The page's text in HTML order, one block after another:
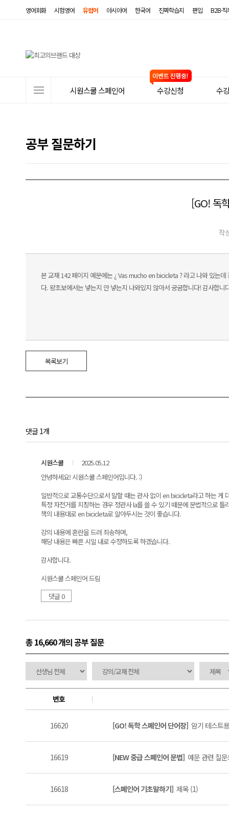
영어회화 시험영어 유럽어 아시아어 한국어 진짜학습지 편입 B2B·
뉴
시원스쿨 스페인어 수강신청 수
공부 질문하기
[GO! 독
작
본 교재 142 페이지 예문에는 ¿ Vas mucho en bicicleta ? 라고 나와 있는
다. 왕초보에서는 넣는지 안 넣는지 나와있지 않아서 궁굼합니다! 감사합니
목록보기
댓글 1개
시원스쿨
2025.05.12
안녕하세요! 시원스쿨 스페인어입니다. :)
일반적으로 교통수단으로서 말할 때는 관사 없이 en bicicleta라고 하는 게
특정 자전거를 지칭하는 경우 정관사 la를 쓸 수 있기 때문에 문법적으로
책의 내용대로 en bicicleta로 알아두시는 것이 좋습니다.
강의 내용에 혼란을 드려 죄송하며,
해당 내용은 빠른 시일 내로 수정하도록 하겠습니다.
감사합니다.
시원스쿨 스페인어 드림
댓글 0
총 16,660 개의 공부 질문
번호
16620 [GO! 독학 스페인어 단어장] 암기 테스트
16619 [NEW 중급 스페인어 문법] 예문 관련 질
16618 [스페인어 기초말하기] 제목 (1)